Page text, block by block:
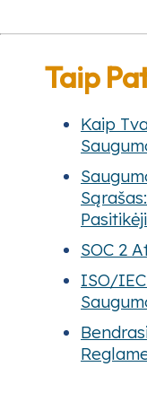
Taip
Kaip
SOC 2
ISO/